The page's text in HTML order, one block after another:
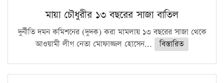
মায়া চৌধুরীর ১৩ বছরের সাজা বাতিল
দুর্নীতি দমন কমিশনের (দুদক) করা মামলায় ১৩ বছরের সাজা থেকে
আওয়ামী লীগ নেতা মোফাজ্জল হোসেন...
বিস্তারিত